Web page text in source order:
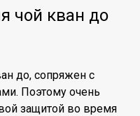
чой кван до
до, сопряжен с
Поэтому очень
защитой во время